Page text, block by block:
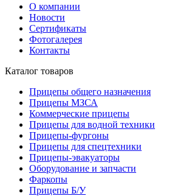
О компании
Новости
Сертификаты
Фотогалерея
Контакты
Каталог товаров
Прицепы общего назначения
Прицепы МЗСА
Коммерческие прицепы
Прицепы для водной техники
Прицепы-фургоны
Прицепы для спецтехники
Прицепы-эвакуаторы
Оборудование и запчасти
Фаркопы
Прицепы Б/У